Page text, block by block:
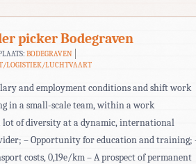
picker Bodegraven
BODEGRAVEN
LOGISTIEK/LUCHTVAART
and employment conditions and shift work
in a small-scale team, within a work
of diversity at a dynamic, international
– Opportunity for education and training;
costs, 0,19e/km – A prospect of permanent